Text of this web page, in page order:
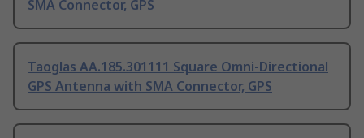
SMA Connector, GPS
Taoglas AA.185.301111 Square Omni-Directional
GPS Antenna with SMA Connector, GPS